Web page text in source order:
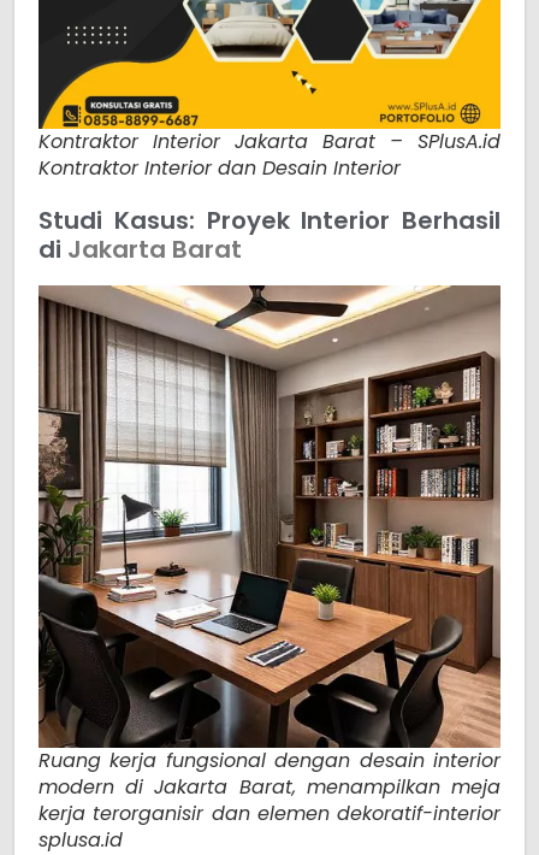
Kontraktor Interior Jakarta Barat – SPlusA.id
Kontraktor Interior dan Desain Interior
Studi Kasus: Proyek Interior Berhasil
di Jakarta Barat
Ruang kerja fungsional dengan desain interior
modern di Jakarta Barat, menampilkan meja
kerja terorganisir dan elemen dekoratif-interior
splusa.id